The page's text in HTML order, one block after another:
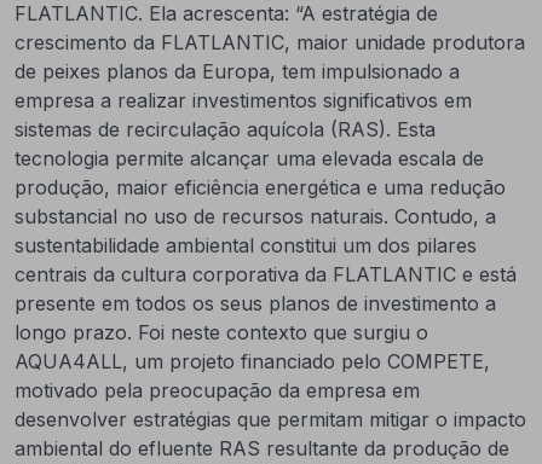
FLATLANTIC. Ela acrescenta: “A estratégia de
crescimento da FLATLANTIC, maior unidade produtora
de peixes planos da Europa, tem impulsionado a
empresa a realizar investimentos significativos em
sistemas de recirculação aquícola (RAS). Esta
tecnologia permite alcançar uma elevada escala de
produção, maior eficiência energética e uma redução
substancial no uso de recursos naturais. Contudo, a
sustentabilidade ambiental constitui um dos pilares
centrais da cultura corporativa da FLATLANTIC e está
presente em todos os seus planos de investimento a
longo prazo. Foi neste contexto que surgiu o
AQUA4ALL, um projeto financiado pelo COMPETE,
motivado pela preocupação da empresa em
desenvolver estratégias que permitam mitigar o impacto
ambiental do efluente RAS resultante da produção de